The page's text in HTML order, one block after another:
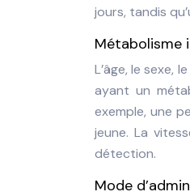
jours, tandis
Métabolisme
L’âge, le sexe,
ayant un
exemple, une
jeune. La
détection.
Mode